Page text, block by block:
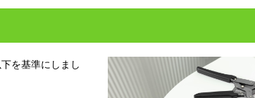
を基準にしまし